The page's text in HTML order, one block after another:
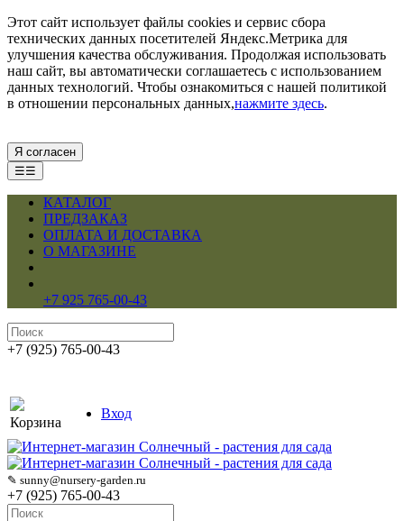
Этот сайт использует файлы cookies и сервис сбора
технических данных посетителей Яндекс.Метрика для
улучшения качества обслуживания. Продолжая использовать
наш сайт, вы автоматически соглашаетесь с использованием
данных технологий. Чтобы ознакомиться с нашей политикой
в отношении персональных данных,нажмите здесь.
Я согласен
☰☰
КАТАЛОГ
ПРЕДЗАКАЗ
ОПЛАТА И ДОСТАВКА
О МАГАЗИНЕ
+7 925 765-00-43
+7 (925) 765-00-43
Корзина
Вход
✎ sunny@nursery-garden.ru
+7 (925) 765-00-43